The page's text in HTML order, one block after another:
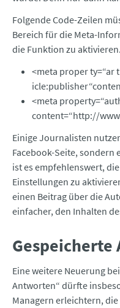
Folgende Code-Zeilen
Bereich für die Meta-
die Funktion zu aktivieren.
<meta proper ty=“ar t
<meta
content=“http://
Einige Journalisten
Facebook-Seite, sondern
ist es empfehlenswert,
Einstellungen zu
einen Beitrag über die
einfacher, den Inhalten
Eine weitere Neuerung
Antworten“ dürfte
Managern erleichtern,